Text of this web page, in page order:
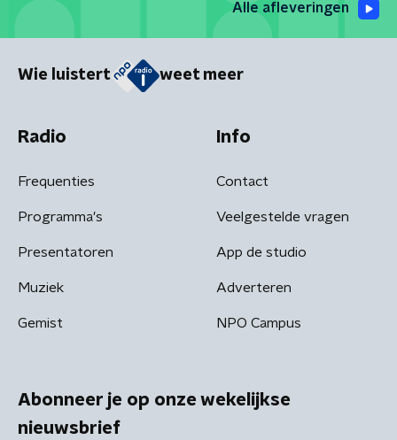
Alle afleveringen
Wie luistert weet meer
Radio
Frequenties
Programma's
Presentatoren
Muziek
Gemist
Info
Contact
Veelgestelde vragen
App de studio
Adverteren
NPO Campus
Abonneer je op onze wekelijkse
nieuwsbrief